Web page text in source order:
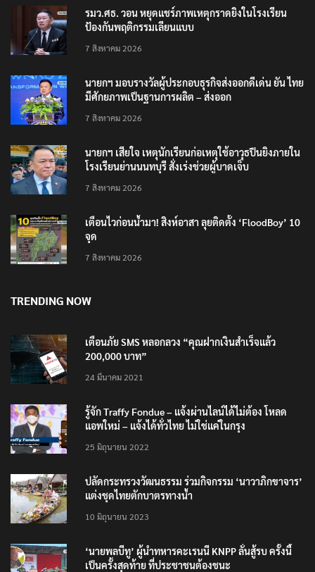
รมว.ศธ. วอน หยุดแชร์ภาพเหตุกราดยิงในโรงเรียน
ป้องกันพฤติกรรมเลียนแบบ
7 สิงหาคม 2026
นายกฯ มอบรางวัลผู้ประกอบธุรกิจส่งออกดีเด่น ยัน ไทย
มีศักยภาพเป็นฐานการผลิต – ส่งออก
7 สิงหาคม 2026
นายกฯ เสียใจ เหตุนักเรียนก่อเหตุใช้อาวุธปืนยิงภายใน
โรงเรียนย่านนนทบุรี สั่งเร่งช่วยผู้บาดเจ็บ
7 สิงหาคม 2026
เตือนไวก่อนน้ำมา! สิงห์อาสา ลุยติดตั้ง ‘FloodBoy’ 10
จุด
7 สิงหาคม 2026
TRENDING NOW
เตือนภัย SMS หลอกลวง “คุณฝากเงินสำเร็จแล้ว
200,000 บาท”
24 มีนาคม 2021
รู้จัก Traffy Fondue – แจ้งผ่านไลน์ได้ไม่ต้อง โหลด
แอพใหม่ – แจ้งได้ทั่วไทย ไม่ใช่แค่ในกรุง
25 มิถุนายน 2022
ปลัดกระทรวงวัฒนธรรม ร่วมกิจกรรม ‘นาวาภิกขาจาร’
แต่งชุดไทยตักบาตรทางน้ำ
10 มิถุนายน 2023
‘นายพลบีทู’ ผู้นำทหารคะเรนนี KNPP ลั่นสู้รบ ครั้งนี้
เป็นครั้งสุดท้าย ที่ประชาชนต้องชนะ